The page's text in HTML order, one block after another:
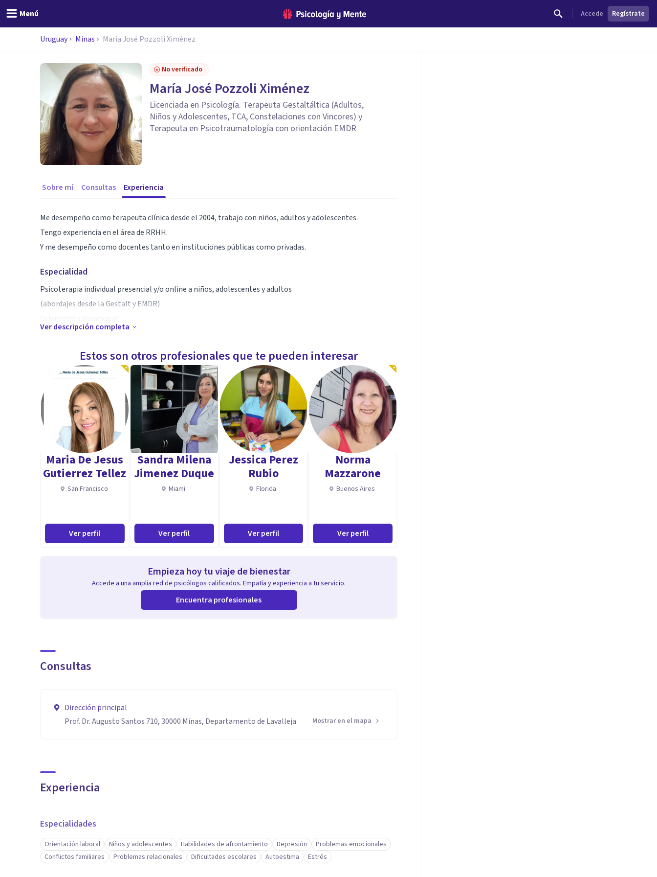
Menú Accede Regístrate
Uruguay Minas María José Pozzoli Ximénez
No verificado
María José Pozzoli Ximénez
Licenciada en Psicología. Terapeuta Gestaltáltica (Adultos,
Niños y Adolescentes, TCA, Constelaciones con Vincores) y
Terapeuta en Psicotraumatología con orientación EMDR
Sobre mí Consultas Experiencia
Me desempeño como terapeuta clínica desde el 2004, trabajo con niños, adultos y adolescentes.
Tengo experiencia en el área de RRHH.
Y me desempeño como docentes tanto en instituciones públicas como privadas.
Especialidad
Psicoterapia individual presencial y/o online a niños, adolescentes y adultos
(abordajes desde la Gestalt y EMDR)
Orientación Educativo Laboral (FOEL), orientación en procesos individuales y grupales
Psicodiagnósticos
Espacialista en Psicología de las organizaciones y el trabajo-Recursos Humanos (reclutamiento, selección
de personal y gestión de RRHH, entre otros)
Aptitudes
Empatía
Escucha activa
Inteligencia emocional
Sensibilidad social
Capacidad de análisis
Habilidades de comunicación
Flexibilidad y apertura mental
Atención al detalle
Ver descripción completa
Estos son otros profesionales que te pueden interesar
Maria De Jesus
Gutierrez Tellez
San Francisco
Ver perfil
Sandra Milena
Jimenez Duque
Miami
Ver perfil
Jessica Perez
Rubio
Florida
Ver perfil
Norma
Mazzarone
Buenos Aires
Ver perfil
Empieza hoy tu viaje de bienestar
Accede a una amplia red de psicólogos calificados. Empatía y experiencia a tu servicio.
Encuentra profesionales
Consultas
Dirección principal
Prof. Dr. Augusto Santos 710, 30000 Minas, Departamento de Lavalleja
Mostrar en el mapa
Experiencia
Especialidades
Orientación laboral Niños y adolescentes Habilidades de afrontamiento Depresión
Problemas emocionales
Conflictos familiares
Problemas relacionales Dificultades escolares Autoestima Estrés